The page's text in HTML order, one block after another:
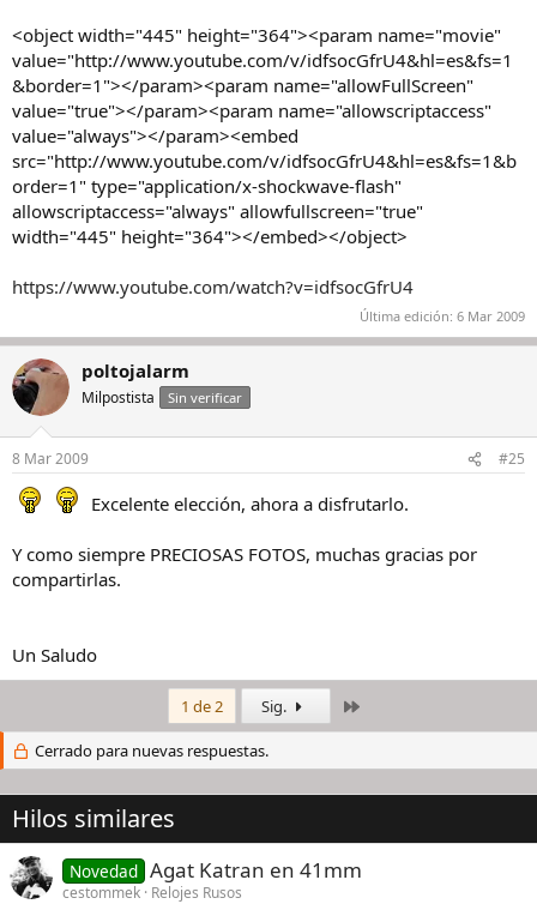
<object width="445" height="364"><param name="movie"
value="http://www.youtube.com/v/idfsocGfrU4&hl=es&fs=1
&border=1"></param><param name="allowFullScreen"
value="true"></param><param name="allowscriptaccess"
value="always"></param><embed
src="http://www.youtube.com/v/idfsocGfrU4&hl=es&fs=1&b
order=1" type="application/x-shockwave-flash"
allowscriptaccess="always" allowfullscreen="true"
width="445" height="364"></embed></object>
https://www.youtube.com/watch?v=idfsocGfrU4
Última edición: 6 Mar 2009
poltojalarm
Milpostista Sin verificar
8 Mar 2009 #25
Excelente elección, ahora a disfrutarlo.
Y como siempre PRECIOSAS FOTOS, muchas gracias por
compartirlas.
Un Saludo
1 de 2 Sig.
Cerrado para nuevas respuestas.
Hilos similares
Novedad Agat Katran en 41mm
cestommek Relojes Rusos